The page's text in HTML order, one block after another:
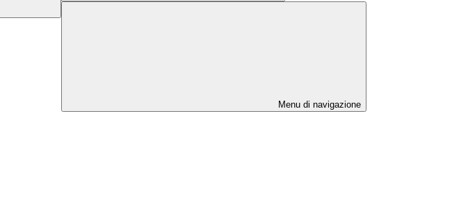
Menu di navigazione